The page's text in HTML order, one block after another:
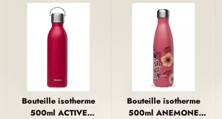
Bouteille isotherme
500ml ACTIVE
Bouteille isotherme
500ml ANEMONE